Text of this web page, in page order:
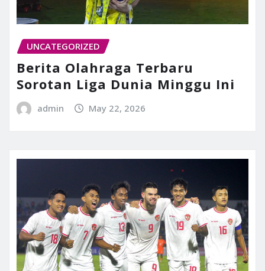
UNCATEGORIZED
Berita Olahraga Terbaru
Sorotan Liga Dunia Minggu Ini
admin May 22, 2026